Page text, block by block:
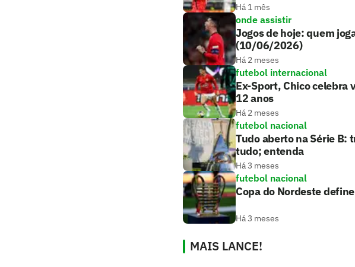
Há 1 mês
onde assistir
Jogos de hoje: quem
(10/06/2026)
Há 2 meses
futebol internacional
Ex-Sport, Chico celebra
12 anos
Há 2 meses
futebol nacional
Tudo aberto na Série B:
tudo; entenda
Há 3 meses
futebol nacional
Copa do Nordeste
Há 3 meses
MAIS LANCE!